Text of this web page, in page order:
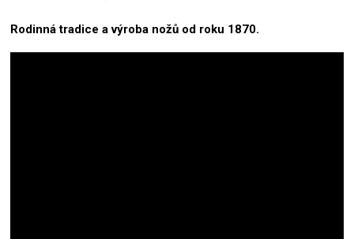
Rodinná tradice a výroba nožů od roku 1870.